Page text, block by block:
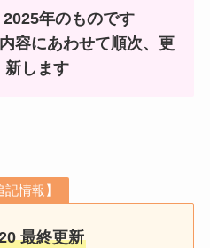
年のものです
容にあわせて順次、更
新します
情報】
最終更新